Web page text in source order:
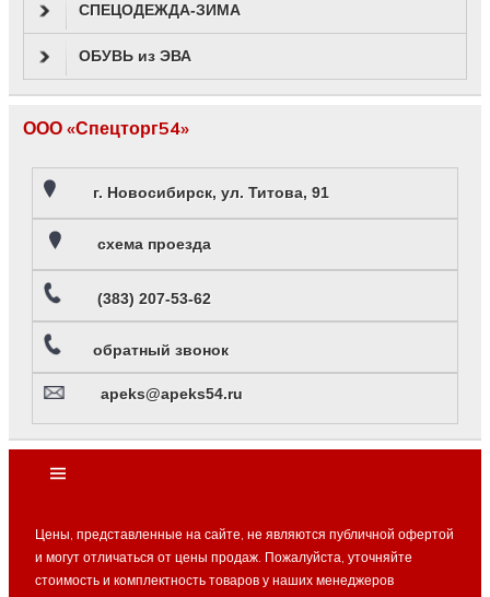
СПЕЦОДЕЖДА-ЗИМА
ОБУВЬ из ЭВА
ООО «Спецторг54»
г. Новосибирск, ул. Титова, 91
схема проезда
(383) 207-53-62
обратный звонок
apeks@apeks54.ru
Цены, представленные на сайте, не являются публичной офертой
и могут отличаться от цены продаж. Пожалуйста, уточняйте
стоимость и комплектность товаров у наших менеджеров